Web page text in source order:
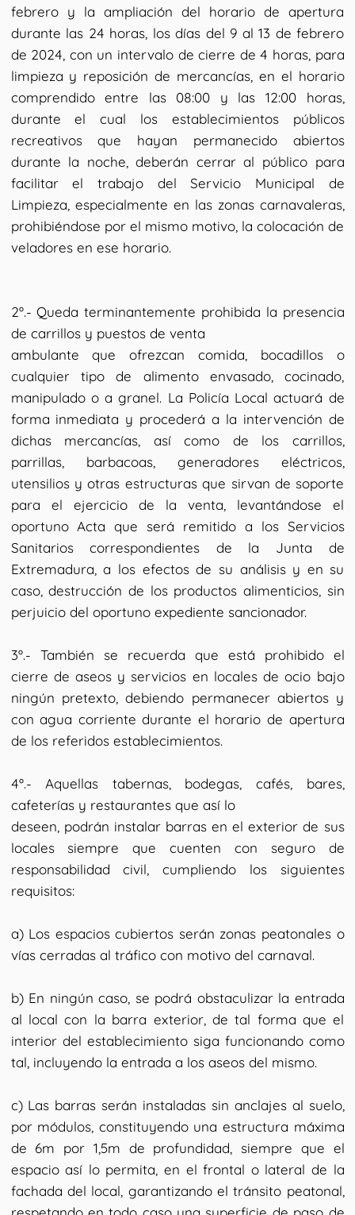
febrero y la ampliación del horario de apertura
durante las 24 horas, los días del 9 al 13 de febrero
de 2024, con un intervalo de cierre de 4 horas, para
limpieza y reposición de mercancías, en el horario
comprendido entre las 08:00 y las 12:00 horas,
durante el cual los establecimientos públicos
recreativos que hayan permanecido abiertos
durante la noche, deberán cerrar al público para
facilitar el trabajo del Servicio Municipal de
Limpieza, especialmente en las zonas carnavaleras,
prohibiéndose por el mismo motivo, la colocación de
veladores en ese horario.
2º.- Queda terminantemente prohibida la presencia
de carrillos y puestos de venta
ambulante que ofrezcan comida, bocadillos o
cualquier tipo de alimento envasado, cocinado,
manipulado o a granel. La Policía Local actuará de
forma inmediata y procederá a la intervención de
dichas mercancías, así como de los carrillos,
parrillas, barbacoas, generadores eléctricos,
utensilios y otras estructuras que sirvan de soporte
para el ejercicio de la venta, levantándose el
oportuno Acta que será remitido a los Servicios
Sanitarios correspondientes de la Junta de
Extremadura, a los efectos de su análisis y en su
caso, destrucción de los productos alimenticios, sin
perjuicio del oportuno expediente sancionador.
3º.- También se recuerda que está prohibido el
cierre de aseos y servicios en locales de ocio bajo
ningún pretexto, debiendo permanecer abiertos y
con agua corriente durante el horario de apertura
de los referidos establecimientos.
4º.- Aquellas tabernas, bodegas, cafés, bares,
cafeterías y restaurantes que así lo
deseen, podrán instalar barras en el exterior de sus
locales siempre que cuenten con seguro de
responsabilidad civil, cumpliendo los siguientes
requisitos:
a) Los espacios cubiertos serán zonas peatonales o
vías cerradas al tráfico con motivo del carnaval.
b) En ningún caso, se podrá obstaculizar la entrada
al local con la barra exterior, de tal forma que el
interior del establecimiento siga funcionando como
tal, incluyendo la entrada a los aseos del mismo.
c) Las barras serán instaladas sin anclajes al suelo,
por módulos, constituyendo una estructura máxima
de 6m por 1,5m de profundidad, siempre que el
espacio así lo permita, en el frontal o lateral de la
fachada del local, garantizando el tránsito peatonal,